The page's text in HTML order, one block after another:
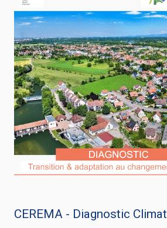
CEREMA - Diagnostic Climat